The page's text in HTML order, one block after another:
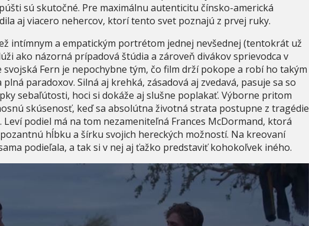
sú skutočné. Pre maximálnu autenticitu čínsko-americká
aj viacero nehercov, ktorí tento svet poznajú z prvej ruky.
intímnym a empatickým portrétom jednej nevšednej (tentokrát už
ako názorná prípadová štúdia a zároveň divákov sprievodca v
Fern je nepochybne tým, čo film drží pokope a robí ho takým
paradoxov. Silná aj krehká, zásadová aj zvedavá, pasuje sa so
sebaľútosti, hoci si dokáže aj slušne poplakať. Výborne pritom
skúsenosť, keď sa absolútna životná strata postupne z tragédie
Leví podiel má na tom nezameniteľná Frances McDormand, ktorá
hĺbku a šírku svojich hereckých možností. Na kreovaní
podieľala, a tak si v nej aj ťažko predstaviť kohokoľvek iného.